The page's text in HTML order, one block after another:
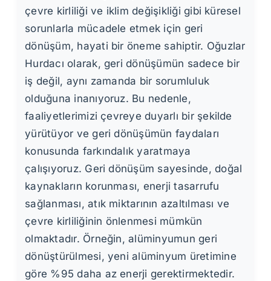
çevre kirliliği ve iklim değişikliği gibi küresel
sorunlarla mücadele etmek için geri
dönüşüm, hayati bir öneme sahiptir. Oğuzlar
Hurdacı olarak, geri dönüşümün sadece bir
iş değil, aynı zamanda bir sorumluluk
olduğuna inanıyoruz. Bu nedenle,
faaliyetlerimizi çevreye duyarlı bir şekilde
yürütüyor ve geri dönüşümün faydaları
konusunda farkındalık yaratmaya
çalışıyoruz. Geri dönüşüm sayesinde, doğal
kaynakların korunması, enerji tasarrufu
sağlanması, atık miktarının azaltılması ve
çevre kirliliğinin önlenmesi mümkün
olmaktadır. Örneğin, alüminyumun geri
dönüştürülmesi, yeni alüminyum üretimine
göre %95 daha az enerji gerektirmektedir.